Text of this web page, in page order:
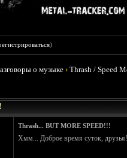
)
о музыке ›Thrash / Speed
Thrash... BUT MORE SPEED!!!
Хмм... Доброе время суток,